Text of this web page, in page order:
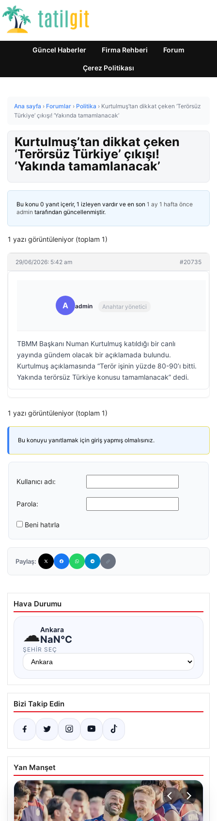
Güncel Haberler Firma Rehberi Forum
Çerez Politikası
Ana sayfa › Forumlar › Politika › Kurtulmuş’tan dikkat çeken ‘Terörsüz
Türkiye’ çıkışı! ‘Yakında tamamlanacak’
Kurtulmuş’tan dikkat çeken
‘Terörsüz Türkiye’ çıkışı!
‘Yakında tamamlanacak’
Bu konu 0 yanıt içerir, 1 izleyen vardır ve en son 1 ay 1 hafta önce
admin tarafından güncellenmiştir.
1 yazı görüntüleniyor (toplam 1)
29/06/2026: 5:42 am #20735
A admin Anahtar yönetici
TBMM Başkanı Numan Kurtulmuş katıldığı bir canlı
yayında gündem olacak bir açıklamada bulundu.
Kurtulmuş açıklamasında “Terör işinin yüzde 80-90’ı bitti.
Yakında terörsüz Türkiye konusu tamamlanacak” dedi.
1 yazı görüntüleniyor (toplam 1)
Bu konuyu yanıtlamak için giriş yapmış olmalısınız.
Kullanıcı adı:
Parola:
Beni hatırla
Paylaş:
Hava Durumu
☁Ankara
NaN°C
ŞEHIR SEÇ
Bizi Takip Edin
Yan Manşet